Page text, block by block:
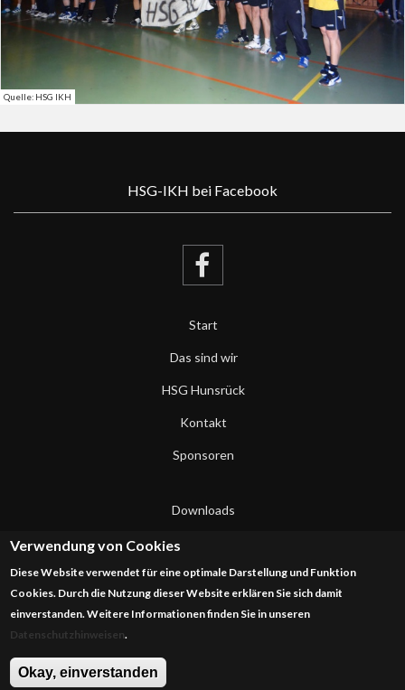
Quelle: HSG IKH
HSG-IKH bei Facebook
Start
Das sind wir
HSG Hunsrück
Kontakt
Sponsoren
Downloads
Datenschutzerklärung
Impressum
Verwendung von Cookies
Diese Website verwendet für eine optimale Darstellung und Funktion
Cookies. Durch die Nutzung dieser Website erklären Sie sich damit
einverstanden. Weitere Informationen finden Sie in unseren
Datenschutzhinweisen.
Okay, einverstanden